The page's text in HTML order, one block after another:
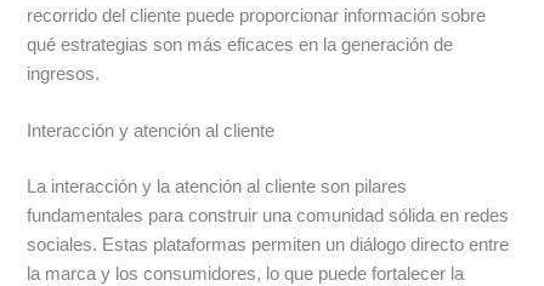
recorrido del cliente puede proporcionar información sobre
qué estrategias son más eficaces en la generación de
ingresos.
Interacción y atención al cliente
La interacción y la atención al cliente son pilares
fundamentales para construir una comunidad sólida en redes
sociales. Estas plataformas permiten un diálogo directo entre
la marca y los consumidores, lo que puede fortalecer la